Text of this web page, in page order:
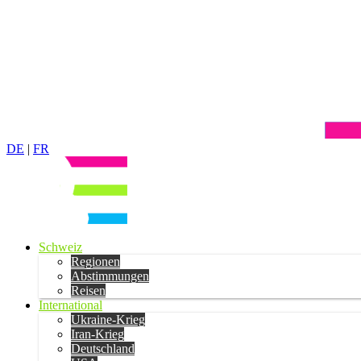
DE | FR
Schweiz
Regionen
Abstimmungen
Reisen
International
Ukraine-Krieg
Iran-Krieg
Deutschland